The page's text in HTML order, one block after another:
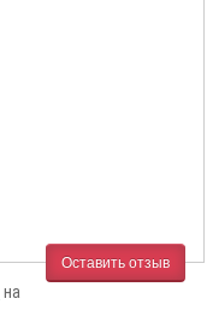
Оставить отзыв
на